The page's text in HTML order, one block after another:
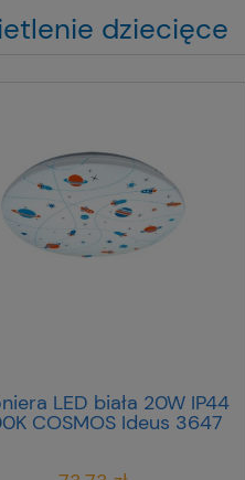
dziecięce
LED biała 20W IP44
COSMOS Ideus 3647